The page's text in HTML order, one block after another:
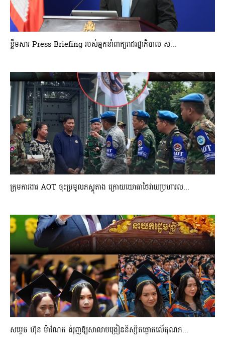
ខ្លឹមសារ Press Briefing របស់អ្នកនាំពាក្យរាជរដ្ឋាភិបាល ស...
ក្រុមការងារ AOT ចុះប្រមូលភស្តុតាង ក្រោយយោធាថៃវាយប្រហារល...
សម្តេច ហ៊ុន ម៉ាណែត ជំរុញឱ្យសាលាបង្រៀននិស្សិតផ្តោតលើគុណភ...